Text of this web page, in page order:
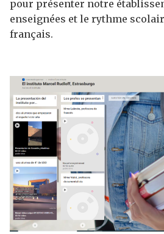
pour présenter notre
enseignées et le rythme
français.